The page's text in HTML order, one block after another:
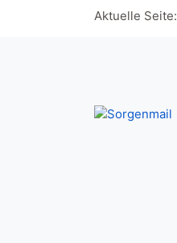
Aktuelle Seite: